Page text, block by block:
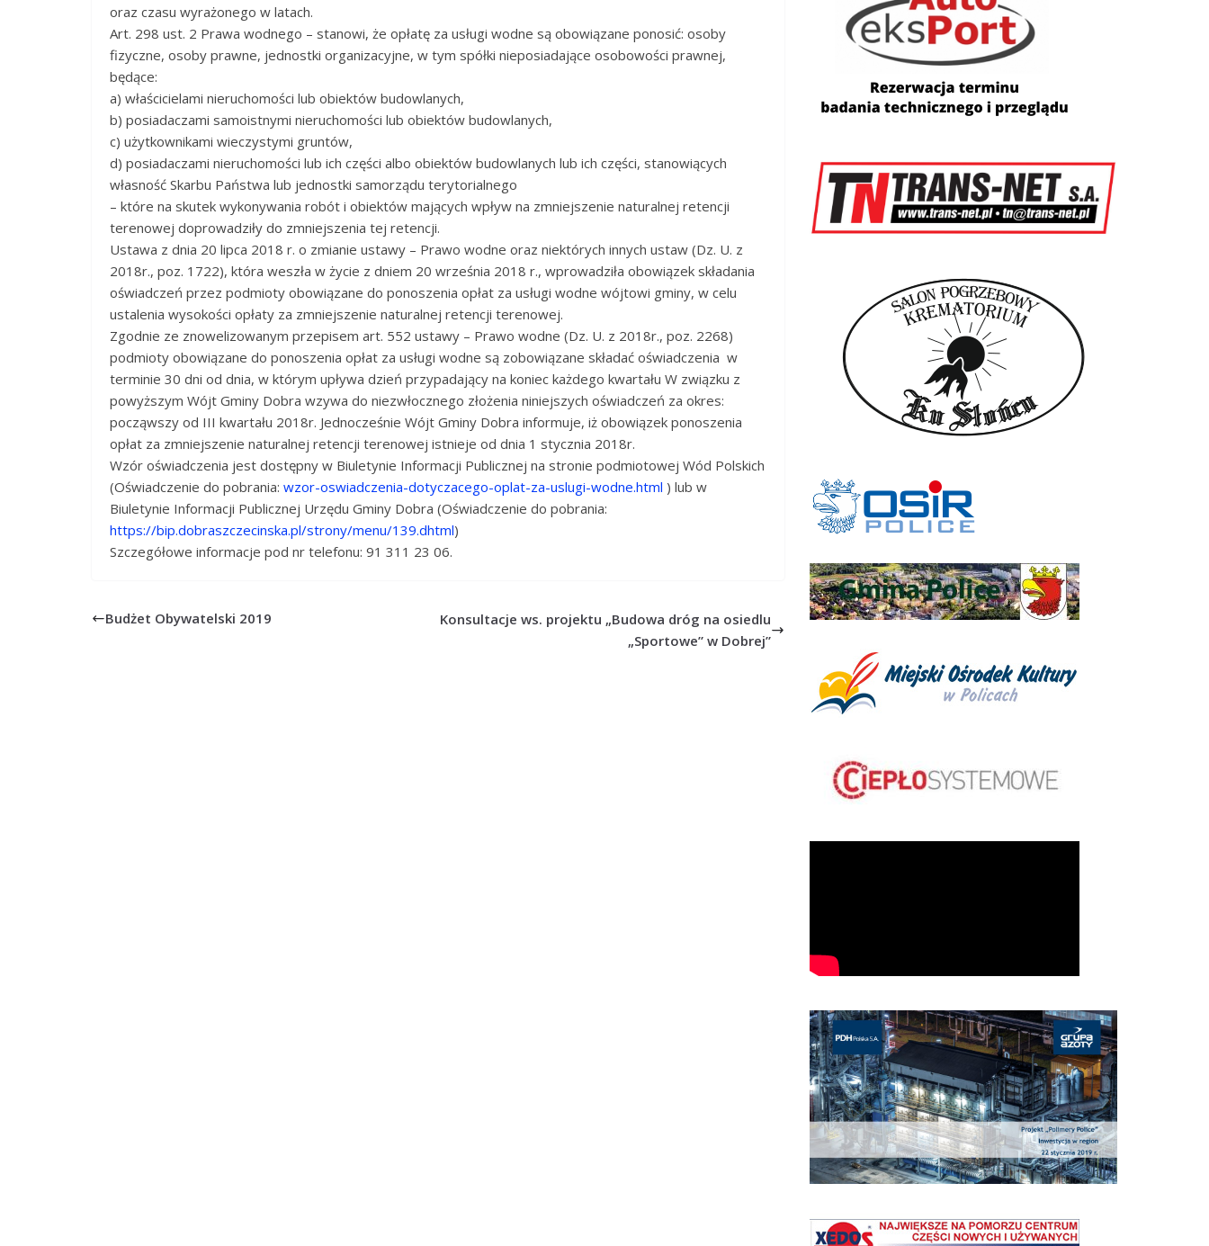
oraz czasu wyrażonego w latach.
Art. 298 ust. 2 Prawa wodnego – stanowi, że opłatę za usługi wodne są obowiązane ponosić: osoby
fizyczne, osoby prawne, jednostki organizacyjne, w tym spółki nieposiadające osobowości prawnej,
będące:
a) właścicielami nieruchomości lub obiektów budowlanych,
b) posiadaczami samoistnymi nieruchomości lub obiektów budowlanych,
c) użytkownikami wieczystymi gruntów,
d) posiadaczami nieruchomości lub ich części albo obiektów budowlanych lub ich części, stanowiących
własność Skarbu Państwa lub jednostki samorządu terytorialnego
– które na skutek wykonywania robót i obiektów mających wpływ na zmniejszenie naturalnej retencji
terenowej doprowadziły do zmniejszenia tej retencji.
Ustawa z dnia 20 lipca 2018 r. o zmianie ustawy – Prawo wodne oraz niektórych innych ustaw (Dz. U. z
2018r., poz. 1722), która weszła w życie z dniem 20 września 2018 r., wprowadziła obowiązek składania
oświadczeń przez podmioty obowiązane do ponoszenia opłat za usługi wodne wójtowi gminy, w celu
ustalenia wysokości opłaty za zmniejszenie naturalnej retencji terenowej.
Zgodnie ze znowelizowanym przepisem art. 552 ustawy – Prawo wodne (Dz. U. z 2018r., poz. 2268)
podmioty obowiązane do ponoszenia opłat za usługi wodne są zobowiązane składać oświadczenia w
terminie 30 dni od dnia, w którym upływa dzień przypadający na koniec każdego kwartału W związku z
powyższym Wójt Gminy Dobra wzywa do niezwłocznego złożenia niniejszych oświadczeń za okres:
począwszy od III kwartału 2018r. Jednocześnie Wójt Gminy Dobra informuje, iż obowiązek ponoszenia
opłat za zmniejszenie naturalnej retencji terenowej istnieje od dnia 1 stycznia 2018r.
Wzór oświadczenia jest dostępny w Biuletynie Informacji Publicznej na stronie podmiotowej Wód Polskich
(Oświadczenie do pobrania: wzor-oswiadczenia-dotyczacego-oplat-za-uslugi-wodne.html ) lub w
Biuletynie Informacji Publicznej Urzędu Gminy Dobra (Oświadczenie do pobrania:
https://bip.dobraszczecinska.pl/strony/menu/139.dhtml)
Szczegółowe informacje pod nr telefonu: 91 311 23 06.
Budżet Obywatelski 2019
Konsultacje ws. projektu „Budowa dróg na osiedlu
„Sportowe” w Dobrej”